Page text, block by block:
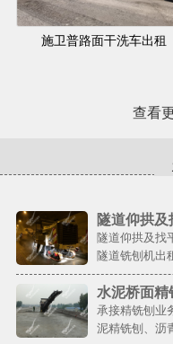
施卫普路面干洗车出租
查看
隧道仰拱及
隧道仰拱及找
隧道铣刨机出
水泥桥面精
承接精铣刨业
泥精铣刨、沥